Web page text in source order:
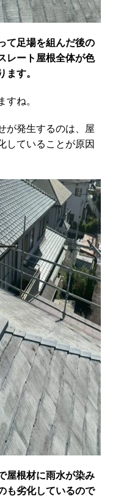
て足場を組んだ後の
レート屋根全体が色
す。
ね。
が発生するのは、屋
していることが原因
屋根材に雨水が染み
も劣化しているので